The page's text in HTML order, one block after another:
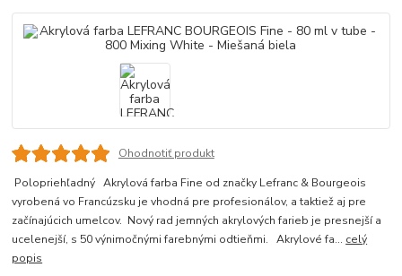
Ohodnotiť produkt
Polopriehľadný Akrylová farba Fine od značky Lefranc & Bourgeois
vyrobená vo Francúzsku je vhodná pre profesionálov, a taktiež aj pre
začínajúcich umelcov. Nový rad jemných akrylových farieb je presnejší a
ucelenejší, s 50 výnimočnými farebnými odtieňmi. Akrylové fa... celý
popis